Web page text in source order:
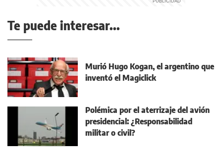
Te puede interesar...
Murió Hugo Kogan, el argentino que
inventó el Magiclick
Polémica por el aterrizaje del avión
presidencial: ¿Responsabilidad
militar o civil?